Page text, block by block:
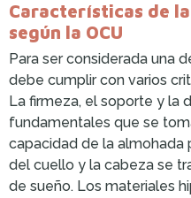
Características de
según la OCU
Para ser considerada una
debe cumplir con varios
La firmeza, el soporte y la
fundamentales que se
capacidad de la almohada
del cuello y la cabeza se
de sueño. Los materiales